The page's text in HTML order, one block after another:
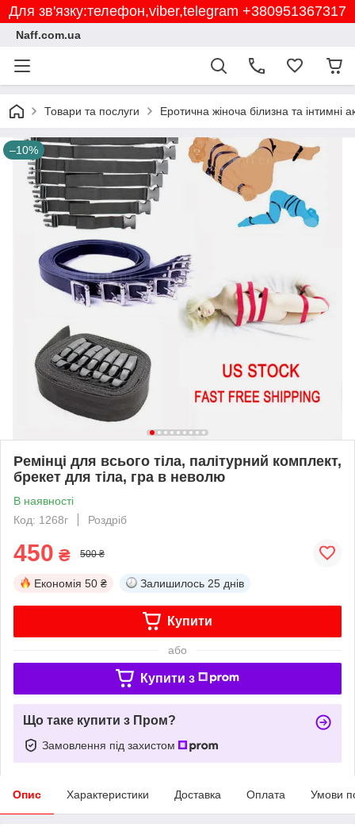
Для зв'язку:телефон,viber,telegram +380951367317
Naff.com.ua
Товари та послуги Еротична жіноча білизна та інтимні
–10%
Ремінці для всього тіла, палітурний комплект,
брекет для тіла, гра в неволю
В наявності
Код: 1268г
Роздріб
450 ₴ 500 ₴
Економія 50 ₴ Залишилось 25 днів
Купити
або
Купити з
Що таке купити з Пром?
Замовлення під захистом
Опис Характеристики Доставка Оплата Умови